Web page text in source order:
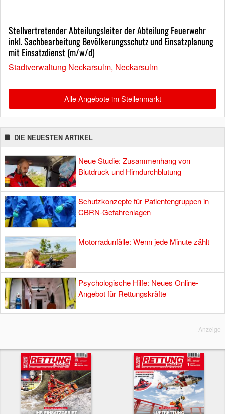
Stellvertretender Abteilungsleiter der Abteilung Feuerwehr
inkl. Sachbearbeitung Bevölkerungsschutz und Einsatzplanung
mit Einsatzdienst (m/w/d)
Stadtverwaltung Neckarsulm, Neckarsulm
Alle Angebote im Stellenmarkt
DIE NEUESTEN ARTIKEL
Neue Studie: Zusammenhang von
Blutdruck und Hirndurchblutung
Schutzkonzepte für Patientengruppen in
CBRN-Gefahrenlagen
Motorradunfälle: Wenn jede Minute zählt
Psychologische Hilfe: Neues Online-
Angebot für Rettungskräfte
Anzeige